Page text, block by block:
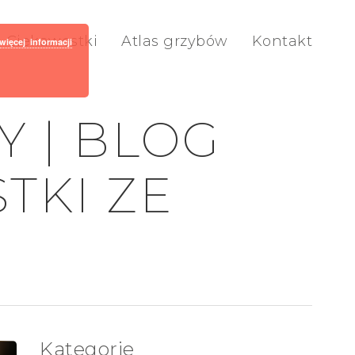
Ciekawostki Atlas grzybów Kontakt
| BLOG
ZE
Kategorie
więcej informacji